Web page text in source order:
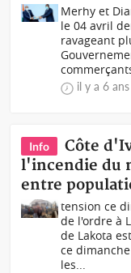
Merhy et
le 04 avril
ravageant
il y a 6 ans
Info
Côte
l'incendie du
entre
tension ce
de l'ordre à
de Lakota
ce
les...